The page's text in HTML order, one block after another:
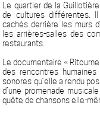
Le quartier de la
de cultures différentes.
cachés derrière les murs
les arrières-salles des
restaurants.
Le documentaire «
des rencontres
sonores qu’elle a rendu
d’une promenade
quête de chansons elle-